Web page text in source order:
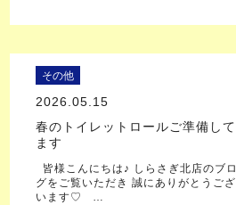
その他
2026.05.15
春のトイレットロールご準備して
ます
皆様こんにちは♪ しらさぎ北店のブロ
グをご覧いただき 誠にありがとうござ
います♡ …